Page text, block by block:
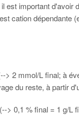
est important d'avoir
cation dépendante
> 2 mmol/L final; à
du reste, à partir
> 0,1 % final = 1 g/L